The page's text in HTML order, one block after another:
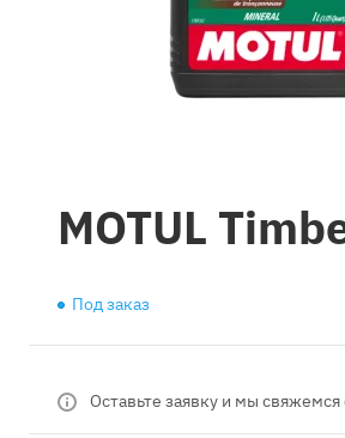
MOTUL
Под заказ
Оставьте заявку и мы свяжемся